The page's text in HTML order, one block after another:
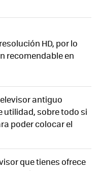
HD, por lo
recomendable en
antiguo
utilidad, sobre todo si
poder colocar el
que tienes ofrece